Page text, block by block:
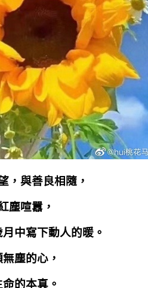
，與善良相隨，
塵喧囂，
中寫下動人的暖。
塵的心，
的本真。